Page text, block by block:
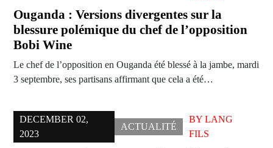
Ouganda : Versions divergentes sur la
blessure polémique du chef de l’opposition
Bobi Wine
Le chef de l’opposition en Ouganda été blessé à la jambe, mardi
3 septembre, ses partisans affirmant que cela a été…
DECEMBER 02,
2023
ACTUALITÉ
BY LANG
FILS